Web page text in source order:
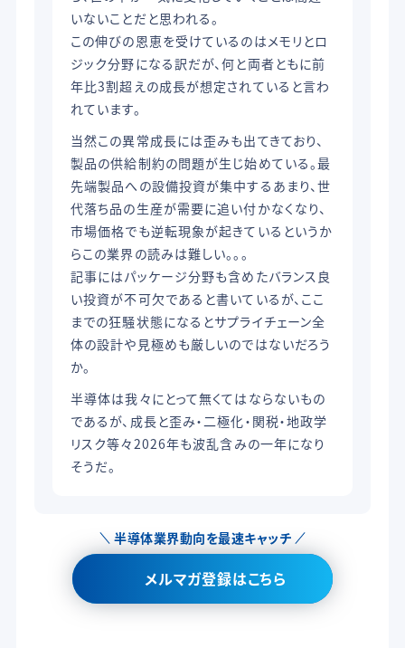
いないことだと思われる。
この伸びの恩恵を受けているのはメモリとロ
ジック分野になる訳だが、何と両者ともに前
年比3割超えの成長が想定されていると言わ
れています。
当然この異常成長には歪みも出てきており、
製品の供給制約の問題が生じ始めている。最
先端製品への設備投資が集中するあまり、世
代落ち品の生産が需要に追い付かなくなり、
市場価格でも逆転現象が起きているというか
らこの業界の読みは難しい。。。
記事にはパッケージ分野も含めたバランス良
い投資が不可欠であると書いているが、ここ
までの狂騒状態になるとサプライチェーン全
体の設計や見極めも厳しいのではないだろう
か。
半導体は我々にとって無くてはならないもの
であるが、成長と歪み・二極化・関税・地政学
リスク等々2026年も波乱含みの一年になり
そうだ。
半導体業界動向を最速キャッチ
メルマガ登録はこちら